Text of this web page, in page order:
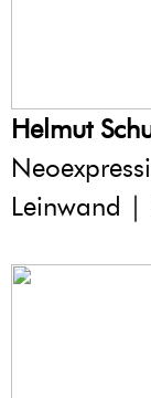
Helmut
Leinwand |